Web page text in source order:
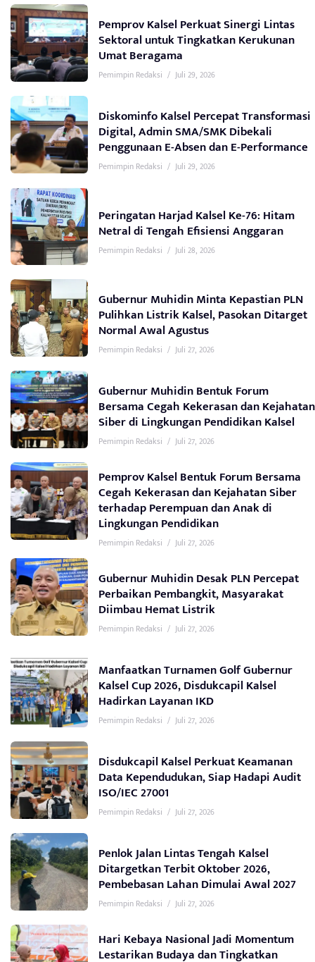
Pemprov Kalsel Perkuat Sinergi Lintas
Sektoral untuk Tingkatkan Kerukunan
Umat Beragama
Pemimpin Redaksi / Juli 29, 2026
Diskominfo Kalsel Percepat Transformasi
Digital, Admin SMA/SMK Dibekali
Penggunaan E-Absen dan E-Performance
Pemimpin Redaksi / Juli 29, 2026
Peringatan Harjad Kalsel Ke-76: Hitam
Netral di Tengah Efisiensi Anggaran
Pemimpin Redaksi / Juli 28, 2026
Gubernur Muhidin Minta Kepastian PLN
Pulihkan Listrik Kalsel, Pasokan Ditarget
Normal Awal Agustus
Pemimpin Redaksi / Juli 27, 2026
Gubernur Muhidin Bentuk Forum
Bersama Cegah Kekerasan dan Kejahatan
Siber di Lingkungan Pendidikan Kalsel
Pemimpin Redaksi / Juli 27, 2026
Pemprov Kalsel Bentuk Forum Bersama
Cegah Kekerasan dan Kejahatan Siber
terhadap Perempuan dan Anak di
Lingkungan Pendidikan
Pemimpin Redaksi / Juli 27, 2026
Gubernur Muhidin Desak PLN Percepat
Perbaikan Pembangkit, Masyarakat
Diimbau Hemat Listrik
Pemimpin Redaksi / Juli 27, 2026
Manfaatkan Turnamen Golf Gubernur
Kalsel Cup 2026, Disdukcapil Kalsel
Hadirkan Layanan IKD
Pemimpin Redaksi / Juli 27, 2026
Disdukcapil Kalsel Perkuat Keamanan
Data Kependudukan, Siap Hadapi Audit
ISO/IEC 27001
Pemimpin Redaksi / Juli 27, 2026
Penlok Jalan Lintas Tengah Kalsel
Ditargetkan Terbit Oktober 2026,
Pembebasan Lahan Dimulai Awal 2027
Pemimpin Redaksi / Juli 27, 2026
Hari Kebaya Nasional Jadi Momentum
Lestarikan Budaya dan Tingkatkan